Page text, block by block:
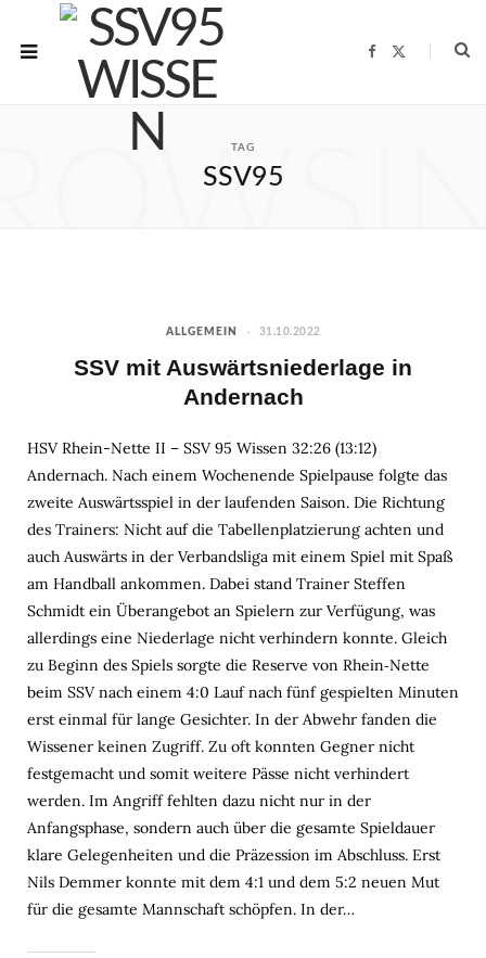
F
TAG
SSV95
ALLGEMEIN 31.10.2022
SSV mit Auswärtsniederlage in
Andernach
HSV Rhein-Nette II – SSV 95 Wissen 32:26 (13:12)
Andernach. Nach einem Wochenende Spielpause folgte das
zweite Auswärtsspiel in der laufenden Saison. Die Richtung
des Trainers: Nicht auf die Tabellenplatzierung achten und
auch Auswärts in der Verbandsliga mit einem Spiel mit Spaß
am Handball ankommen. Dabei stand Trainer Steffen
Schmidt ein Überangebot an Spielern zur Verfügung, was
allerdings eine Niederlage nicht verhindern konnte. Gleich
zu Beginn des Spiels sorgte die Reserve von Rhein‑Nette
beim SSV nach einem 4:0 Lauf nach fünf gespielten Minuten
erst einmal für lange Gesichter. In der Abwehr fanden die
Wissener keinen Zugriff. Zu oft konnten Gegner nicht
festgemacht und somit weitere Pässe nicht verhindert
werden. Im Angriff fehlten dazu nicht nur in der
Anfangsphase, sondern auch über die gesamte Spieldauer
klare Gelegenheiten und die Präzession im Abschluss. Erst
Nils Demmer konnte mit dem 4:1 und dem 5:2 neuen Mut
für die gesamte Mannschaft schöpfen. In der…